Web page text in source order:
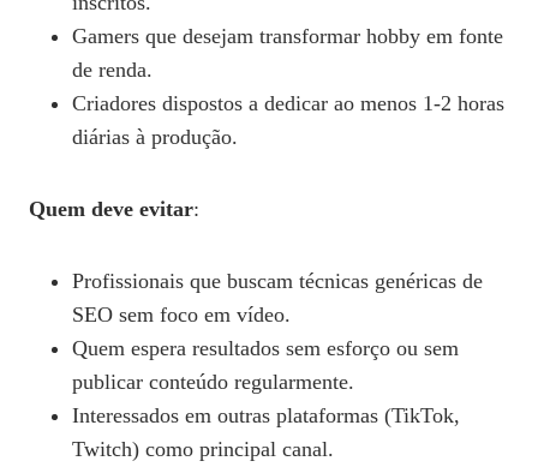
Gamers que desejam transformar hobby em fonte
de renda.
Criadores dispostos a dedicar ao menos 1‑2 horas
diárias à produção.
Quem deve evitar:
Profissionais que buscam técnicas genéricas de
SEO sem foco em vídeo.
Quem espera resultados sem esforço ou sem
publicar conteúdo regularmente.
Interessados em outras plataformas (TikTok,
Twitch) como principal canal.